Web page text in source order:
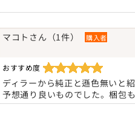
マコトさん（1件） 購入者
おすすめ度
ディラーから純正と遜色無いと
予想通り良いものでした。梱包